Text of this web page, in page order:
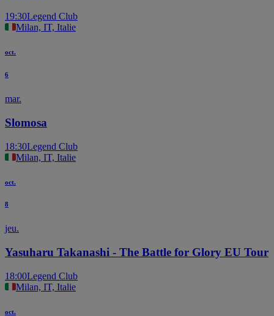
19:30Legend Club
Milan, IT, Italie
oct.
6
mar.
Slomosa
18:30Legend Club
Milan, IT, Italie
oct.
8
jeu.
Yasuharu Takanashi - The Battle for Glory EU Tour
18:00Legend Club
Milan, IT, Italie
oct.